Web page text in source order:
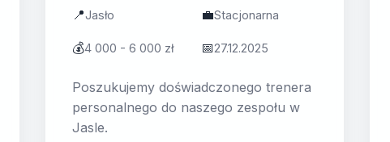
📍Jasło 💼Stacjonarna
💰4 000 - 6 000 zł 📅27.12.2025
Poszukujemy doświadczonego trenera
personalnego do naszego zespołu w
Jasle.